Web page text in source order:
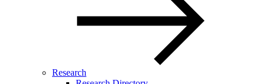
Research